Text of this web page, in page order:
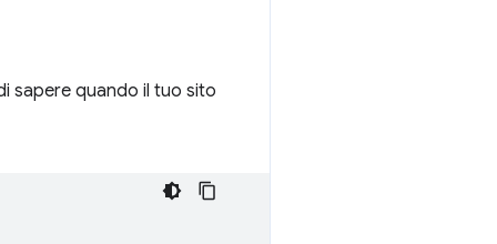
sapere quando il tuo sito